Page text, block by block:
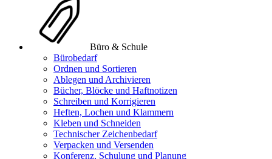
Büro & Schule
Bürobedarf
Ordnen und Sortieren
Ablegen und Archivieren
Bücher, Blöcke und Haftnotizen
Schreiben und Korrigieren
Heften, Lochen und Klammern
Kleben und Schneiden
Technischer Zeichenbedarf
Verpacken und Versenden
Konferenz, Schulung und Planung